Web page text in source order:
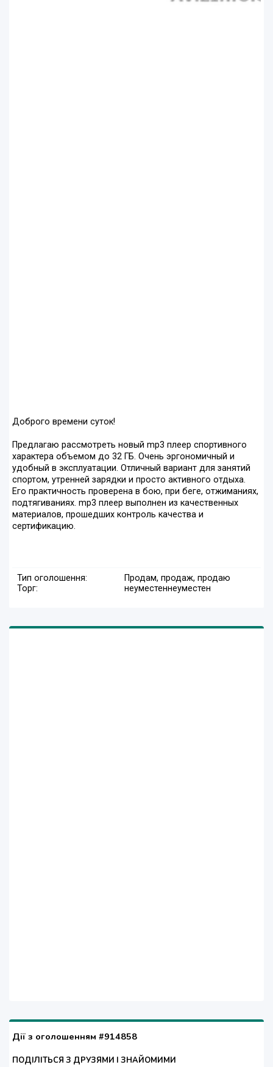
Доброго времени суток!
Предлагаю рассмотреть новый mp3 плеер спортивного
характера объемом до 32 ГБ. Очень эргономичный и
удобный в эксплуатации. Отличный вариант для занятий
спортом, утренней зарядки и просто активного отдыха.
Его практичность проверена в бою, при беге, отжиманиях,
подтягиваниях. mp3 плеер выполнен из качественных
материалов, прошедших контроль качества и
сертификацию.
Тип оголошення:
Продам, продаж, продаю
Торг:
неуместеннеуместен
Дії з оголошенням #914858
ПОДІЛІТЬСЯ З ДРУЗЯМИ І ЗНАЙОМИМИ